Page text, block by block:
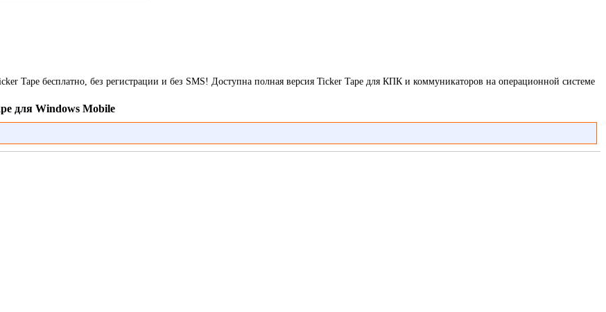
Tape бесплатно, без регистрации и без SMS! Доступна полная версия Ticker Tape для КПК и коммуникаторов на операционной системе
для Windows Mobile